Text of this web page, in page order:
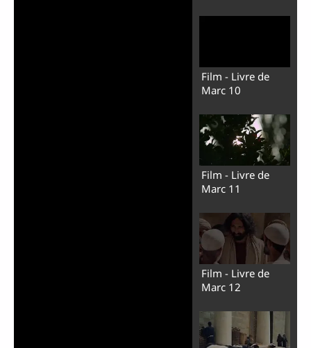
Film - Livre de
Marc 10
Film - Livre de
Marc 11
Film - Livre de
Marc 12